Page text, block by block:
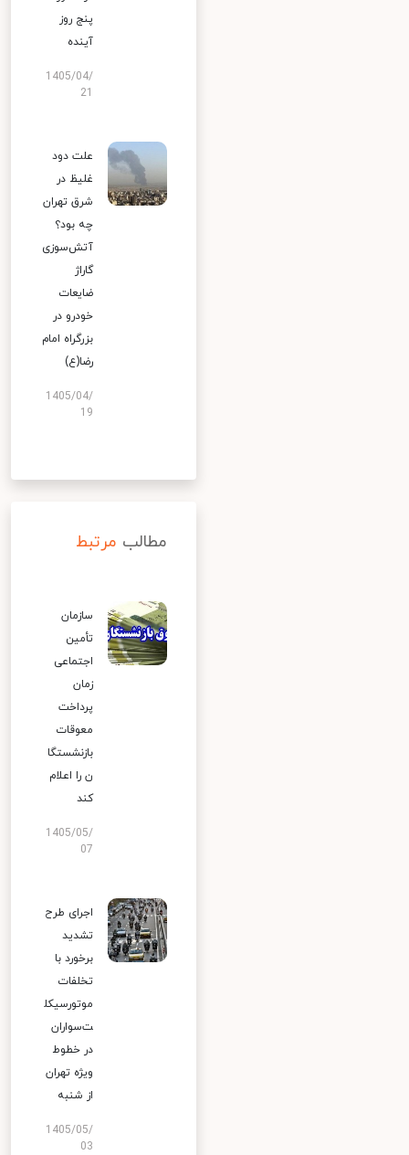
پنج روز
آینده
1405/04/
علت دود
غلیظ در
شرق تهران
چه بود؟
آتش‌سوزی
گاراژ
ضایعات
خودرو در
بزرگراه امام
رضا(ع)
1405/04/
19
مطالب مرتبط
سازمان
تأمین
اجتماعی
زمان
پرداخت
معوقات
بازنشستگا
ن را اعلام
کند
1405/05/
07
اجرای طرح
تشدید
برخورد با
تخلفات
موتورسیکل
ت‌سواران
در خطوط
ویژه تهران
از شنبه
1405/05/
03